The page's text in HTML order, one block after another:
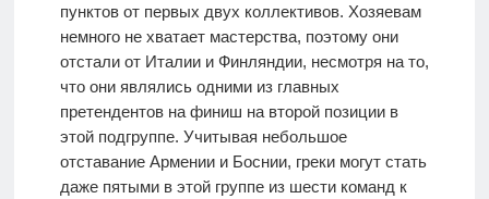
пунктов от первых двух коллективов. Хозяевам
немного не хватает мастерства, поэтому они
отстали от Италии и Финляндии, несмотря на то,
что они являлись одними из главных
претендентов на финиш на второй позиции в
этой подгруппе. Учитывая небольшое
отставание Армении и Боснии, греки могут стать
даже пятыми в этой группе из шести команд к